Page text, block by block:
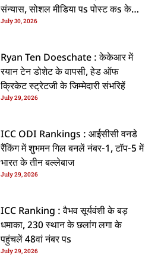
संन्यास, सोशल मीडिया पs पोस्ट कs के
कइलें एलान
July 30, 2026
Ryan Ten Doeschate : केकेआर में
रयान टेन डोशेट के वापसी, हेड ऑफ
क्रिकेट स्ट्रेटजी के जिम्मेदारी संभरिहें
July 29, 2026
ICC ODI Rankings : आईसीसी वनडे
रैंकिंग में शुभमन गिल बनलें नंबर-1, टॉप-5 में
भारत के तीन बल्लेबाज
July 29, 2026
ICC Ranking : वैभव सूर्यवंशी के बड़
धमाका, 230 स्थान के छलांग लगा के
पहुंचलें 48वां नंबर पs
July 29, 2026